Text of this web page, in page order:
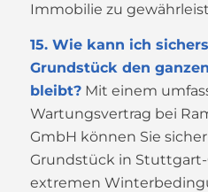
Immobilie zu
15. Wie kann ich
Grundstück den
bleibt?Mit einem
Wartungsvertrag bei
GmbH können Sie
Grundstück in
extremen